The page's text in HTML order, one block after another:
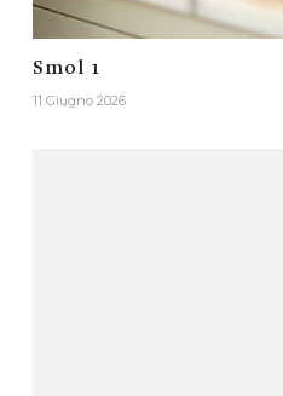
Smol 1
11 Giugno 2026